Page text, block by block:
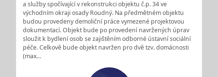
a služby spočívající v rekonstrukci objektu č.p. 34 ve
východním okraji osady Roudný. Na předmětném objektu
budou provedeny demoliční práce vymezené projektovou
dokumentací. Objekt bude po provedení navržených úprav
sloužit k bydlení osob se zajištěním odborné ústavní sociální
péče. Celkově bude objekt navržen pro dvě tzv. domácnosti
(max…